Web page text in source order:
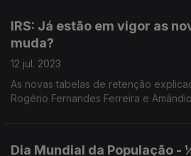
IRS: Já estão em vigor as
muda?
12 jul. 2023
As novas tabelas de retenção
Rogério Fernandes Ferreira e
Dia Mundial da População -